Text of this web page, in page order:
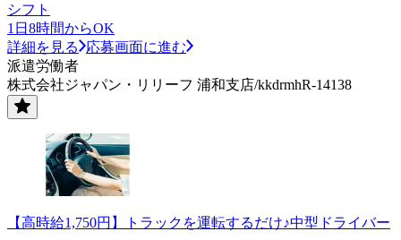
シフト
1日8時間からOK
詳細を見る
応募画面に進む
派遣労働者
株式会社ジャパン・リリーフ 浦和支店/kkdrmhR-14138
【高時給1,750円】トラックを運転するだけ♪中型ドライバー